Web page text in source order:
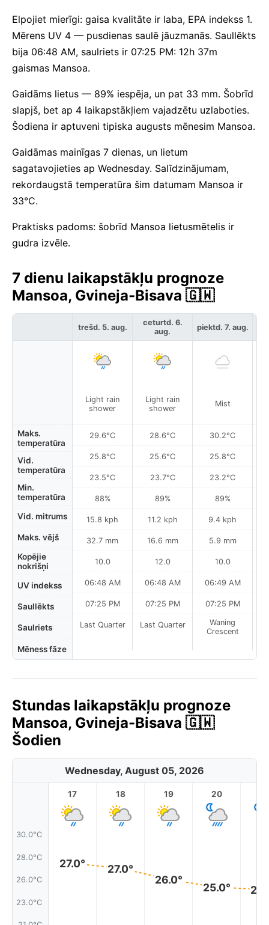
Elpojiet mierīgi: gaisa kvalitāte ir laba, EPA indekss 1.
Mērens UV 4 — pusdienas saulē jāuzmanās. Saullēkts
bija 06:48 AM, saulriets ir 07:25 PM: 12h 37m
gaismas Mansoa.
Gaidāms lietus — 89% iespēja, un pat 33 mm. Šobrīd
slapjš, bet ap 4 laikapstākļiem vajadzētu uzlaboties.
Šodiena ir aptuveni tipiska augusts mēnesim Mansoa.
Gaidāmas mainīgas 7 dienas, un lietum
sagatavojieties ap Wednesday. Salīdzinājumam,
rekordaugstā temperatūra šim datumam Mansoa ir
33°C.
Praktisks padoms: šobrīd Mansoa lietusmētelis ir
gudra izvēle.
7 dienu laikapstākļu prognoze
Mansoa, Gvineja-Bisava 🇬🇼
Maks.
temperatūra
Vid.
temperatūra
Min.
temperatūra
Vid. mitrums
Maks. vējš
Kopējie
nokrišņi
UV indekss
Saullēkts
Saulriets
Mēness fāze
trešd. 5. aug.
Light rain
shower
29.6°C
25.8°C
23.5°C
88%
15.8 kph
32.7 mm
10.0
06:48 AM
07:25 PM
Last Quarter
ceturtd. 6.
aug.
Light rain
shower
28.6°C
25.6°C
23.7°C
89%
11.2 kph
16.6 mm
12.0
06:48 AM
07:25 PM
Last Quarter
piektd. 7. aug.
Mist
30.2°C
25.8°C
23.2°C
89%
9.4 kph
5.9 mm
10.0
06:49 AM
07:25 PM
Waning
Crescent
Stundas laikapstākļu prognoze
Mansoa, Gvineja-Bisava 🇬🇼
Šodien
Wednesday, August 05, 2026
30.0°C
28.0°C
26.0°C
23.0°C
17
27.0°
18
27.0°
19
26.0°
20
25.0°